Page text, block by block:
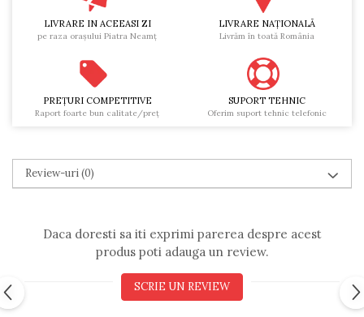
LIVRARE IN ACEEASI ZI
pe raza oraşului Piatra Neamţ
LIVRARE NAŢIONALĂ
Livrăm în toată România
PREŢURI COMPETITIVE
Raport foarte bun calitate/preţ
SUPORT TEHNIC
Oferim suport tehnic telefonic
Review-uri(0)
Daca doresti sa iti exprimi parerea despre acest
produs poti adauga un review.
SCRIE UN REVIEW